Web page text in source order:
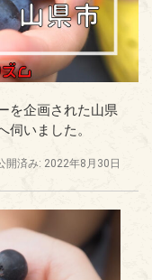
を企画された山県
いました。
開済み: 2022年8月30日